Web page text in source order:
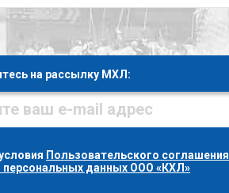
на рассылку МХЛ:
Пользовательского соглашения
персональных данных ООО «КХЛ»